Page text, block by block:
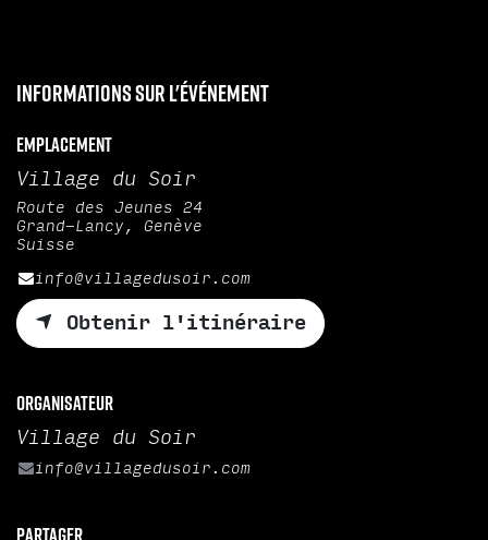
Informations sur l'événement
Emplacement
Village du Soir
Route des Jeunes 24
Grand-Lancy, Genève
Suisse
info@villagedusoir.com
Obtenir l'itinéraire
Organisateur
Village du Soir
info@villagedusoir.com
Partager